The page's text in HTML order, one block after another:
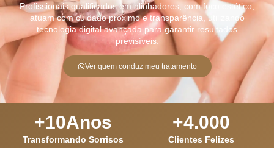
Profissionais qualificados em alinhadores, com foco estético,
atuam com cuidado próximo e transparência, utilizando
tecnologia digital avançada para garantir resultados
previsíveis.
Ver quem conduz meu tratamento
Transformando Sorrisos
+10Anos
Clientes Felizes
+4.000